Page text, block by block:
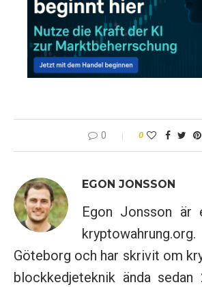
0 0
EGON JONSSON
Egon Jonsson är
Göteborg och har skrivit om
blockkedjeteknik ända